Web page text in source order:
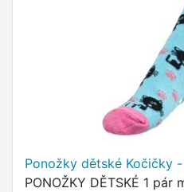
Ponožky dětské Kočičky
PONOŽKY DĚTSKÉ 1 pár